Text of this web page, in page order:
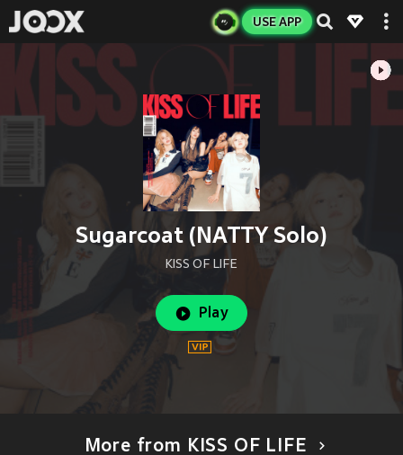
USE APP
Sugarcoat (NATTY Solo)
KISS OF LIFE
Play
More from KISS OF LIFE